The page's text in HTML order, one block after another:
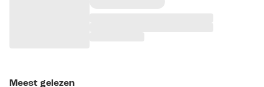
Meest gelezen